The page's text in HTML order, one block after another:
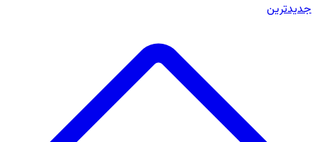
جدیدترین